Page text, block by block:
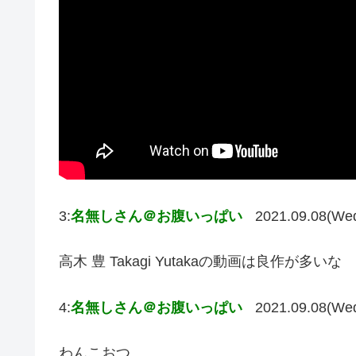
3:名無しさん＠お腹いっぱい
高木 豊 Takagi Yutakaの動画は良作が多いな
4:名無しさん＠お腹いっぱい
わんこおつ